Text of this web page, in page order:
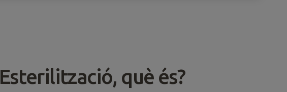
Esterilització, què és?